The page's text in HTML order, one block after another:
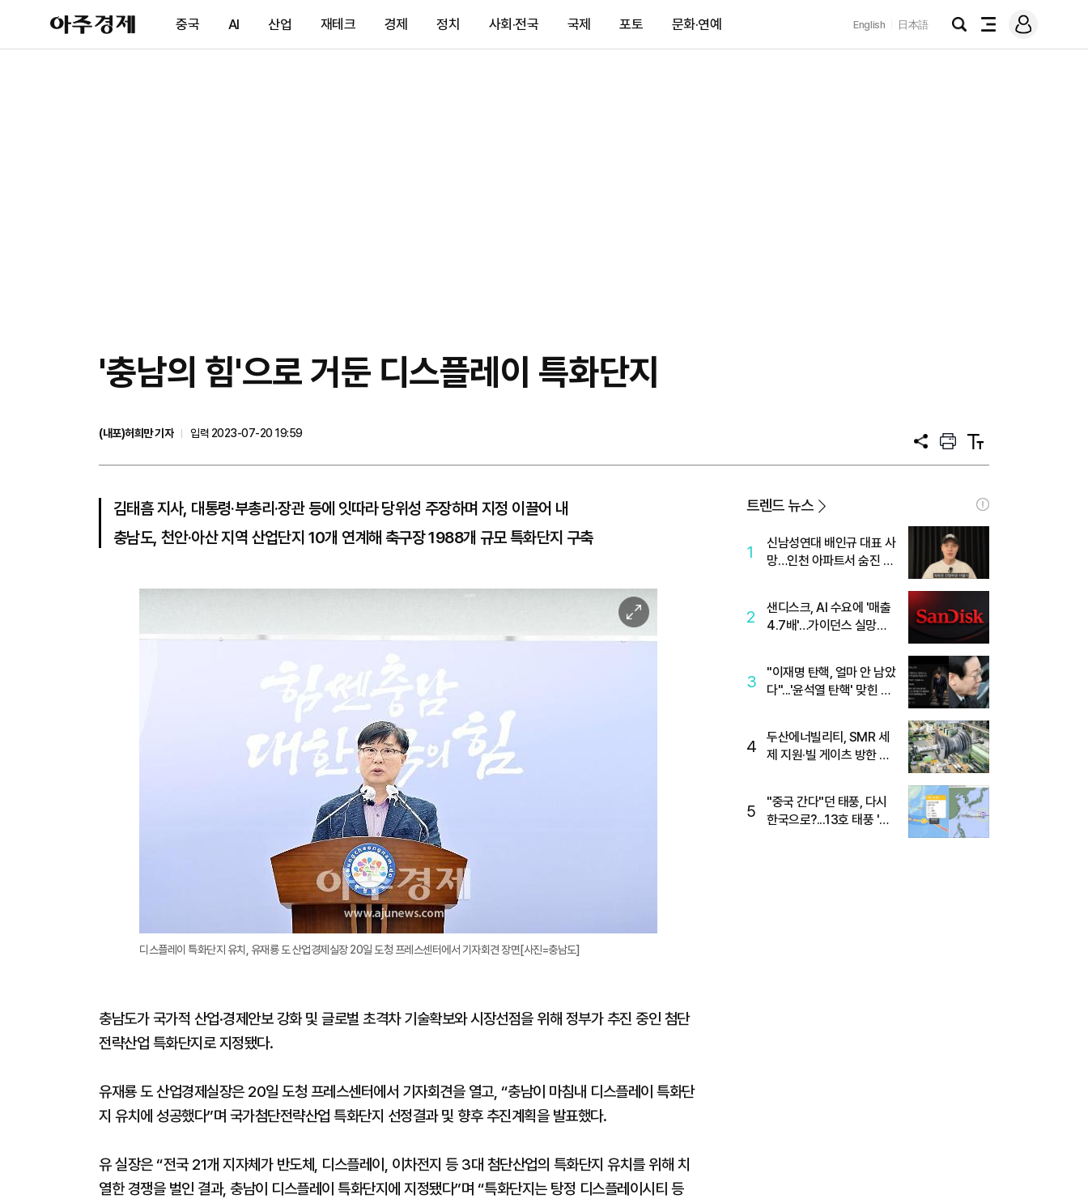
아
주
제
중국 AI 산업 재테크 경제 정치 사회·전국 국제 포토 문화·연예 English 日本語
검
전
메
그
'충남의 힘'으로 거둔 디스플레이 특화단지
(내포)허희만 기자
입력 2023-07-20 19:59
공
프
트
텍
트
김태흠 지사, 대통령·부총리·장관 등에 잇따라 당위성 주장하며 지정 이끌어 내
충남도, 천안·아산 지역 산업단지 10개 연계해 축구장 1988개 규모 특화단지 구축
이
미
디스플레이 특화단지 유치, 유재룡 도 산업경제실장 20일 도청 프레스센터에서 기자회견 장면[사진=충남도]
충남도가 국가적 산업·경제안보 강화 및 글로벌 초격차 기술확보와 시장선점을 위해 정부가 추진 중인 첨단
전략산업 특화단지로 지정됐다.
유재룡 도 산업경제실장은 20일 도청 프레스센터에서 기자회견을 열고, “충남이 마침내 디스플레이 특화단
지 유치에 성공했다”며 국가첨단전략산업 특화단지 선정결과 및 향후 추진계획을 발표했다.
유 실장은 “전국 21개 지자체가 반도체, 디스플레이, 이차전지 등 3대 첨단산업의 특화단지 유치를 위해 치
열한 경쟁을 벌인 결과, 충남이 디스플레이 특화단지에 지정됐다”며 “특화단지는 탕정 디스플레이시티 등
트렌드 뉴스
1
신남성연대 배인규 대표 사
망…인천 아파트서 숨진 채
2
샌디스크, AI 수요에 '매출
4.7배'…가이던스 실망에
3
"이재명 탄핵, 얼마 안 남았
다"...'윤석열 탄핵' 맞힌 무
4
두산에너빌리티, SMR 세
제 지원·빌 게이츠 방한 기
5
"중국 간다"던 태풍, 다시
한국으로?...13호 태풍 '돌